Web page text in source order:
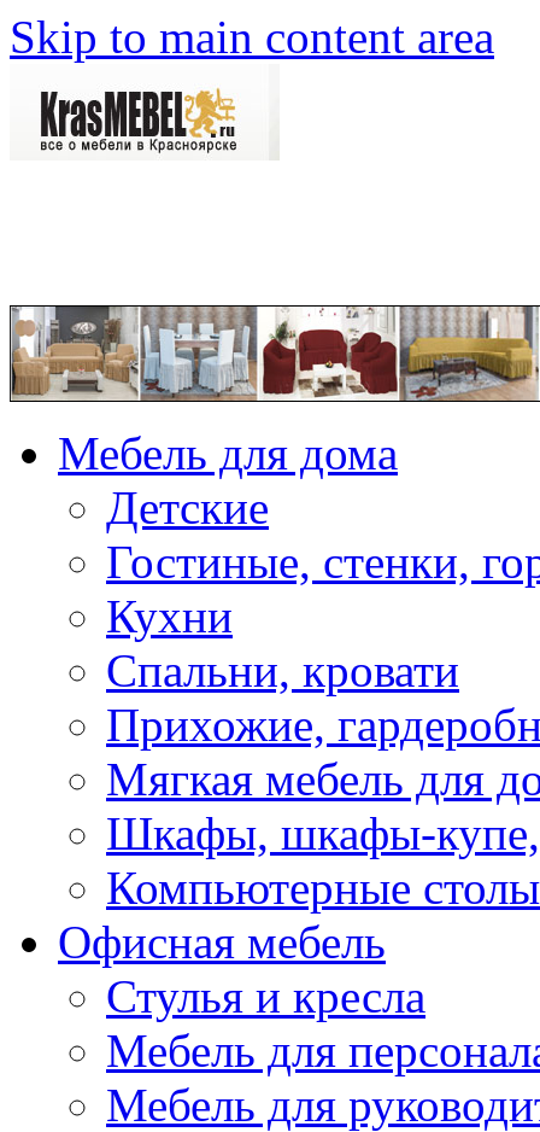
Skip to main content area
Мебель для дома
Детские
Гостиные, стенки,
Кухни
Спальни, кровати
Прихожие,
Мягкая мебель для
Шкафы, шкафы-купе,
Компьютерные столы
Офисная мебель
Стулья и кресла
Мебель для
Мебель для